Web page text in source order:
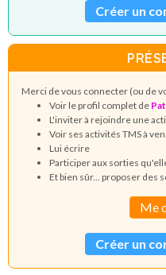
Créer un
Merci de vous connecter (ou de
Voir le profil complet de
L'inviter à rejoindre une
Voir ses activités TMS à
Lui écrire
Participer aux sorties
Et bien sûr... proposer des
Me
Créer un